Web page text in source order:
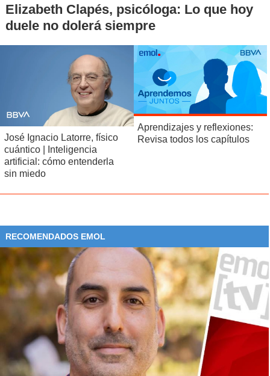
Elizabeth Clapés, psicóloga: Lo que hoy
duele no dolerá siempre
José Ignacio Latorre, físico
cuántico | Inteligencia
artificial: cómo entenderla
sin miedo
Aprendizajes y reflexiones:
Revisa todos los capítulos
RECOMENDADOS EMOL